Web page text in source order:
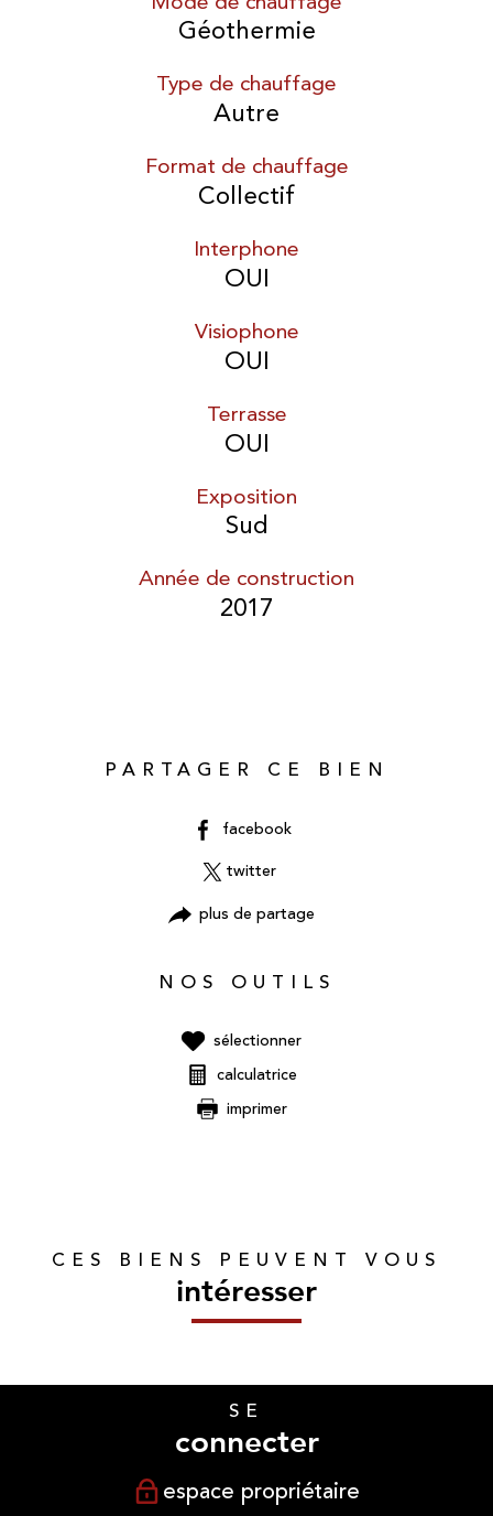
Géothermie
Type de chauffage
Autre
Format de chauffage
Collectif
Interphone
OUI
Visiophone
OUI
Terrasse
OUI
Exposition
Sud
Année de construction
2017
PARTAGER CE BIEN
facebook
twitter
plus de partage
NOS OUTILS
sélectionner
calculatrice
imprimer
CES BIENS PEUVENT VOUS
intéresser
SE
connecter
espace propriétaire